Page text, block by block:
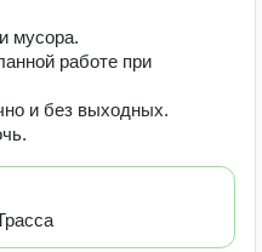
мусора.
работе при
и без выходных.